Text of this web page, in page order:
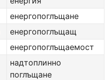
енергопоглъщане
енергопоглъщащ
енергопоглъщаемост
надтоплинно
поглъщане